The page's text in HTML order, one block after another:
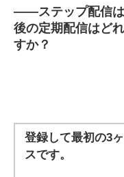
――ステップ配信
後の定期配信はど
すか？
登録して最初の3
スです。